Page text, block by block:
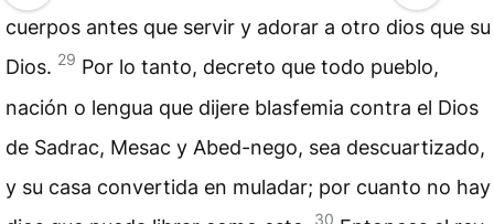
cuerpos antes que servir y adorar a otro dios que su
Dios. 29 Por lo tanto, decreto que todo pueblo,
nación o lengua que dijere blasfemia contra el Dios
de Sadrac, Mesac y Abed-nego, sea descuartizado,
y su casa convertida en muladar; por cuanto no hay
30